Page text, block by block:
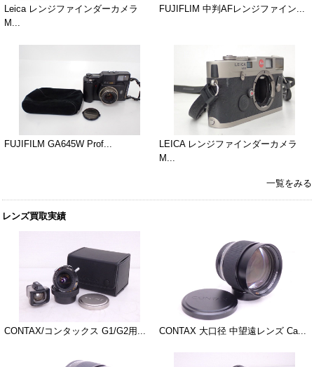
Leica レンジファインダーカメラ
M...
FUJIFLIM 中判AFレンジファイン...
FUJIFILM GA645W Prof...
LEICA レンジファインダーカメラ
M...
一覧をみる
レンズ買取実績
CONTAX/コンタックス G1/G2用... CONTAX 大口径 中望遠レンズ Ca...